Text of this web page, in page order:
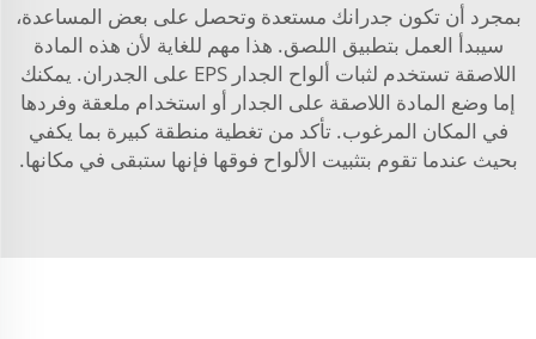
بمجرد أن تكون جدرانك مستعدة وتحصل على بعض المساعدة،
سيبدأ العمل بتطبيق اللصق. هذا مهم للغاية لأن هذه المادة
اللاصقة تستخدم لثبات ألواح الجدار EPS على الجدران. يمكنك
إما وضع المادة اللاصقة على الجدار أو استخدام ملعقة وفردها
في المكان المرغوب. تأكد من تغطية منطقة كبيرة بما يكفي
بحيث عندما تقوم بتثبيت الألواح فوقها فإنها ستبقى في مكانها.